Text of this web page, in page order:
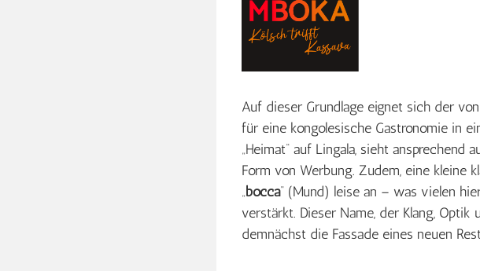
Auf dieser Grundlage eignet sich der
für eine kongolesische Gastronomie in
„Heimat“ auf Lingala, sieht
Form von Werbung. Zudem, eine kleine
„bocca“ (Mund) leise an – was vielen
verstärkt. Dieser Name, der Klang,
demnächst die Fassade eines neuen